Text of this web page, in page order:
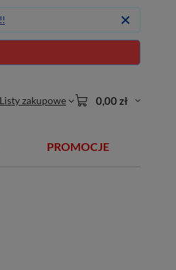
Listy zakupowe 0,00 zł
PROMOCJE